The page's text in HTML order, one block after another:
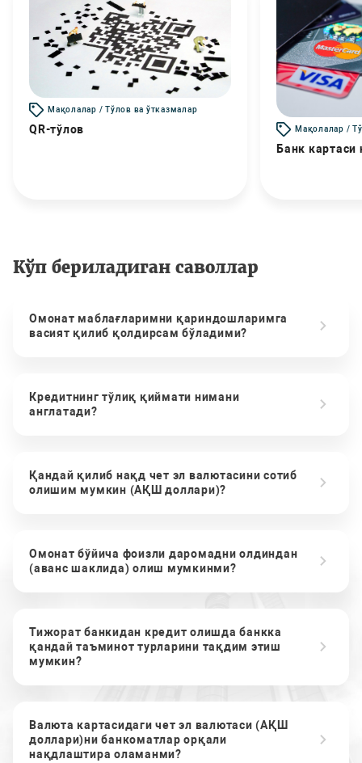
Мақолалар / Тўлов ва ўтказмалар
QR-тўлов Мақолалар /
Банк картаси
Кўп бериладиган саволлар
Омонат маблағларимни қариндошларимга
васият қилиб қолдирсам бўладими?
Кредитнинг тўлиқ қиймати нимани
англатади?
Қандай қилиб нақд чет эл валютасини сотиб
олишим мумкин (АҚШ доллари)?
Омонат бўйича фоизли даромадни олдиндан
(аванс шаклида) олиш мумкинми?
Тижорат банкидан кредит олишда банкка
қандай таъминот турларини тақдим этиш
мумкин?
Валюта картасидаги чет эл валютаси (АҚШ
доллари)ни банкоматлар орқали
нақдлаштира оламанми?